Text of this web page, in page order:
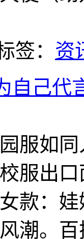
签： 资
自己
服如
服出
款：
潮。